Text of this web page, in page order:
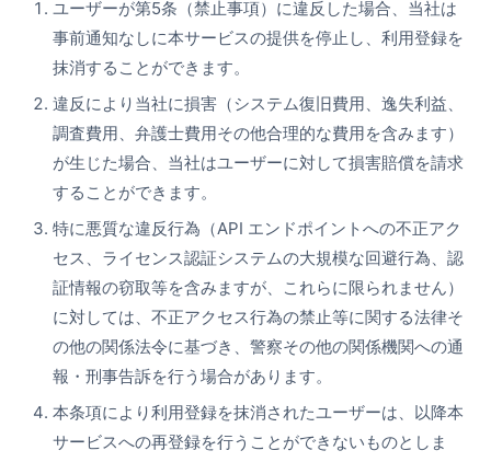
ユーザーが第5条（禁止事項）に違反した場合、当社は
事前通知なしに本サービスの提供を停止し、利用登録を
抹消することができます。
違反により当社に損害（システム復旧費用、逸失利益、
調査費用、弁護士費用その他合理的な費用を含みます）
が生じた場合、当社はユーザーに対して損害賠償を請求
することができます。
特に悪質な違反行為（API エンドポイントへの不正アク
セス、ライセンス認証システムの大規模な回避行為、認
証情報の窃取等を含みますが、これらに限られません）
に対しては、不正アクセス行為の禁止等に関する法律そ
の他の関係法令に基づき、警察その他の関係機関への通
報・刑事告訴を行う場合があります。
本条項により利用登録を抹消されたユーザーは、以降本
サービスへの再登録を行うことができないものとしま